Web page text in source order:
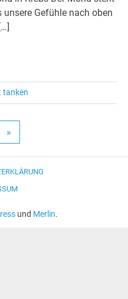
Gefühle nach oben
tanken
»
und Merlin.